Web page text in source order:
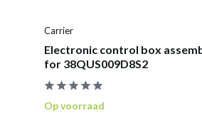
Carrier
Electronic control box
for 38QUS009D8S2
Op voorraad